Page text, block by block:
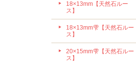
18×13mm【天然石ルー
ス】
18×13mm雫【天然石ルー
ス】
20×15mm雫【天然石ルー
ス】